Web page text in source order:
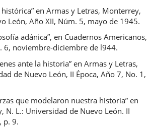
histórica” en Armas y Letras, Monterrey,
León, Año XII, Núm. 5, mayo de 1945.
adánica”, en Cuadernos Americanos,
6, noviembre-diciembre de l944.
ante la historia” en Armas y Letras,
de Nuevo León, II Época, Año 7, No. 1,
que modelaron nuestra historia” en
N. L.: Universidad de Nuevo León. II
p. 9.